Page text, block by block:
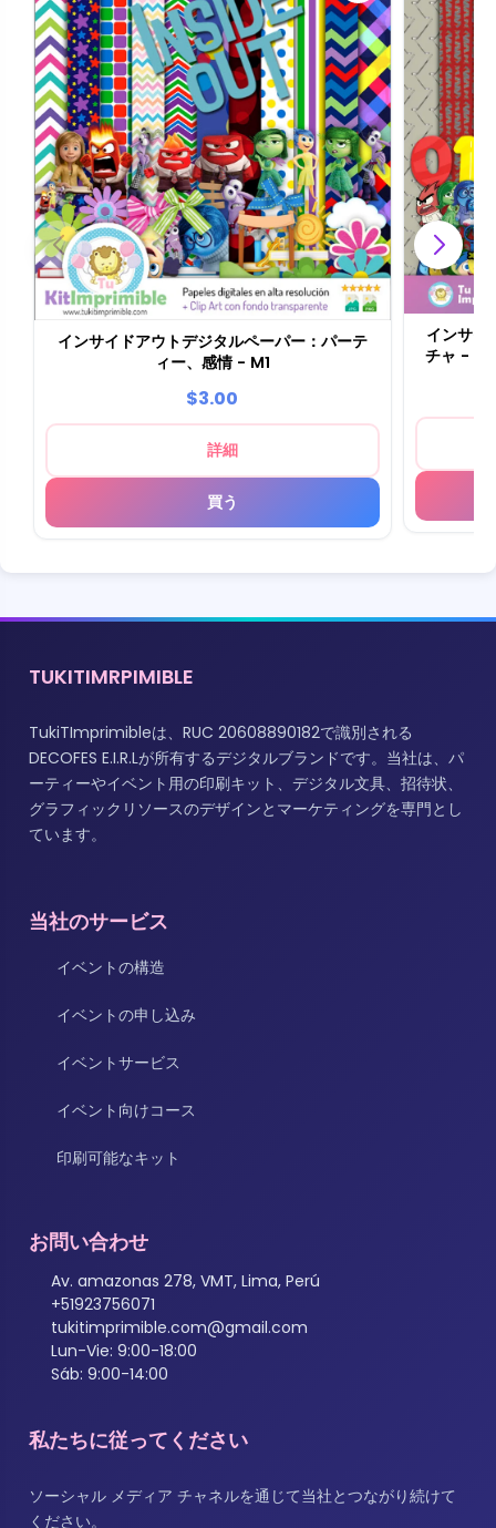
インサイドアウトデジタルペーパー：パーテ
ィー、感情 - M1
$3.00
詳細
買う
インサイ
チャ - ス
TUKITIMRPIMIBLE
TukiTImprimibleは、RUC 20608890182で識別される
DECOFES E.I.R.Lが所有するデジタルブランドです。当社は、パ
ーティーやイベント用の印刷キット、デジタル文具、招待状、
グラフィックリソースのデザインとマーケティングを専門とし
ています。
当社のサービス
イベントの構造
イベントの申し込み
イベントサービス
イベント向けコース
印刷可能なキット
お問い合わせ
Av. amazonas 278, VMT, Lima, Perú
+51923756071
tukitimprimible.com@gmail.com
Lun-Vie: 9:00-18:00
Sáb: 9:00-14:00
私たちに従ってください
ソーシャル メディア チャネルを通じて当社とつながり続けて
ください。